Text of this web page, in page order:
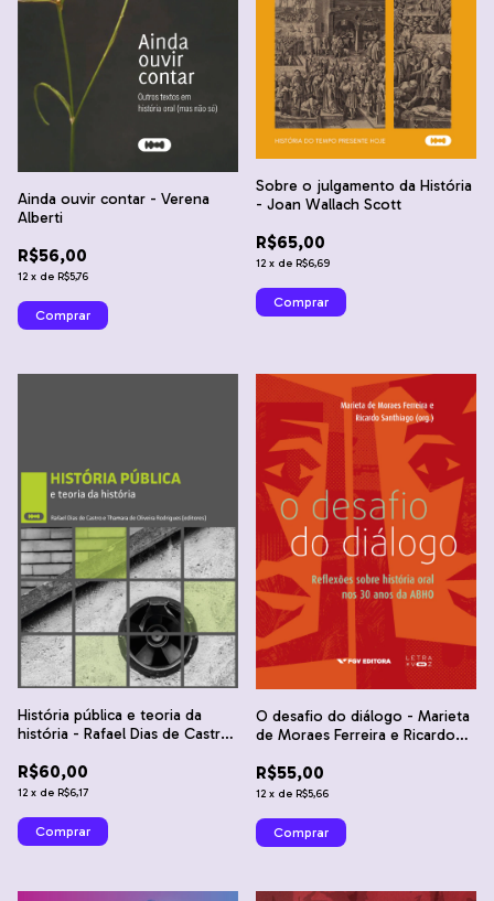
Ainda ouvir contar - Verena
Alberti
R$56,00
12 x de R$5,76
Sobre o julgamento da História
- Joan Wallach Scott
R$65,00
12 x de R$6,69
História pública e teoria da
história - Rafael Dias de Castro
Rodrigues
R$60,00
12 x de R$6,17
O desafio do diálogo - Marieta
de Moraes Ferreira e Ricardo
R$55,00
12 x de R$5,66